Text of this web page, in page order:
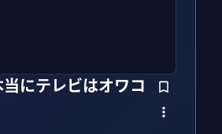
にテレビはオワコ